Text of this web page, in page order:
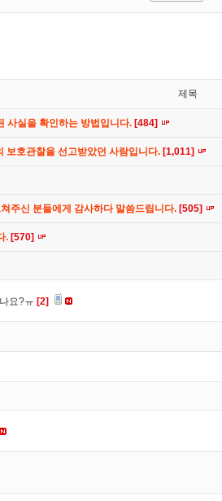
제목
사실을 확인하는 방법입니다. [484]
보호관찰을 선고받았던 사람입니다. [1,011]
주신 분들에게 감사하다 말씀드립니다. [505]
. [570]
요?ㅠ [2]